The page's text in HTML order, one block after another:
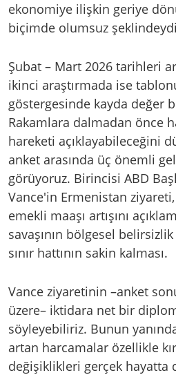
ekonomiye ilişkin geriye
biçimde olumsuz
Şubat – Mart 2026 tarihleri
ikinci araştırmada ise
göstergesinde kayda değer
Rakamlara dalmadan önce
hareketi açıklayabileceğini
anket arasında üç önemli
görüyoruz. Birincisi ABD
Vance'in Ermenistan
emekli maaşı artışını
savaşının bölgesel
sınır hattının sakin kalması.
Vance ziyaretinin –anket
üzere– iktidara net bir
söyleyebiliriz. Bunun
artan harcamalar özellikle
değişiklikleri gerçek hayatta